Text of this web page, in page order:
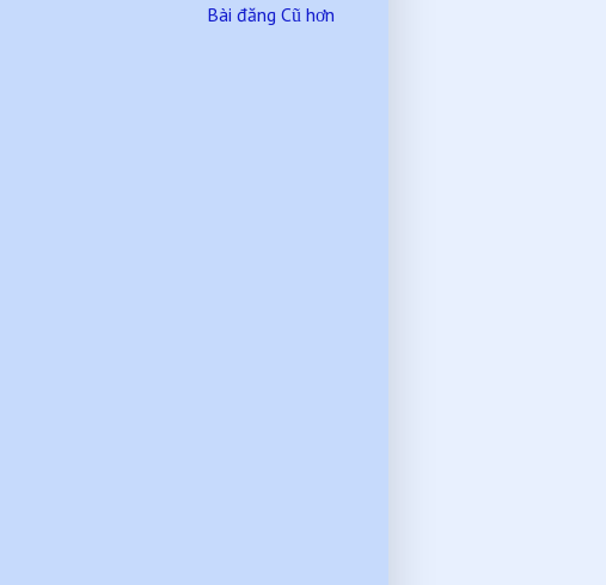
Bài đăng Cũ hơn